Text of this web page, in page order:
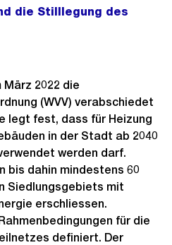
die Stilllegung des
2022 die
(WVV) verabschiedet
legt fest, dass für Heizung
in der Stadt ab 2040
werden darf.
bis dahin mindestens 60
Siedlungsgebiets mit
erschliessen.
für die
definiert. Der